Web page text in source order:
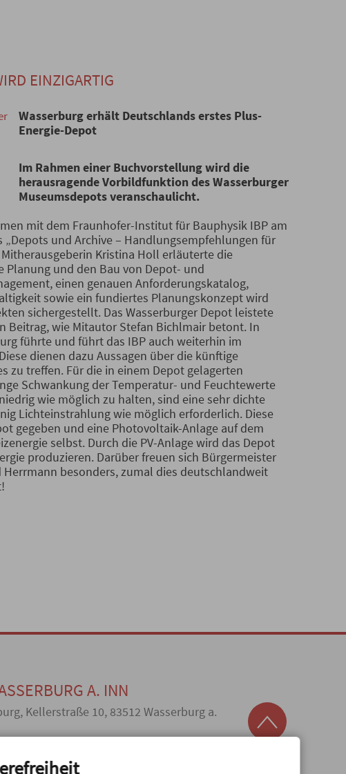
EINZIGARTIG
Wasserburg erhält Deutschlands erstes Plus-
Energie-Depot
Im Rahmen einer Buchvorstellung wird die
herausragende Vorbildfunktion des Wasserburger
Museumsdepots veranschaulicht.
mit dem Fraunhofer-Institut für Bauphysik IBP am
und Archive – Handlungsempfehlungen für
Kristina Holl erläuterte die
und den Bau von Depot- und
einen genauen Anforderungskatalog,
sowie ein fundiertes Planungskonzept wird
sichergestellt. Das Wasserburger Depot leistete
Beitrag, wie Mitautor Stefan Bichlmair betont. In
führte und führt das IBP auch weiterhin im
dienen dazu Aussagen über die künftige
zu treffen. Für die in einem Depot gelagerten
Schwankung der Temperatur- und Feuchtewerte
wie möglich zu halten, sind eine sehr dichte
Lichteinstrahlung wie möglich erforderlich. Diese
gegeben und eine Photovoltaik-Anlage auf dem
selbst. Durch die PV-Anlage wird das Depot
produzieren. Darüber freuen sich Bürgermeister
besonders, zumal dies deutschlandweit
A. INN
Kellerstraße 10, 83512 Wasserburg a.